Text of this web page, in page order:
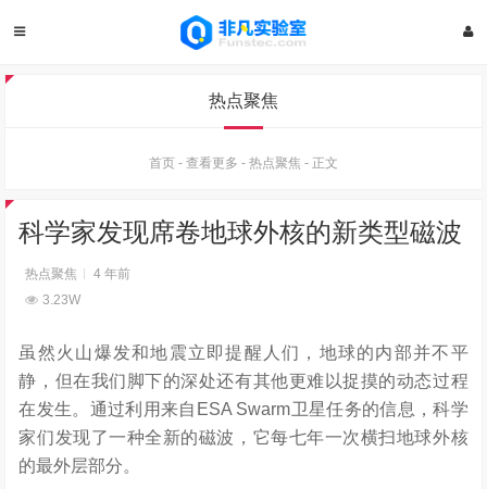
热点聚焦
首页 - 查看更多 - 热点聚焦 - 正文
科学家发现席卷地球外核的新类型磁波
热点聚焦
4 年前
3.23W
虽然火山爆发和地震立即提醒人们，地球的内部并不平
静，但在我们脚下的深处还有其他更难以捉摸的动态过程
在发生。通过利用来自ESA Swarm卫星任务的信息，科学
家们发现了一种全新的磁波，它每七年一次横扫地球外核
的最外层部分。